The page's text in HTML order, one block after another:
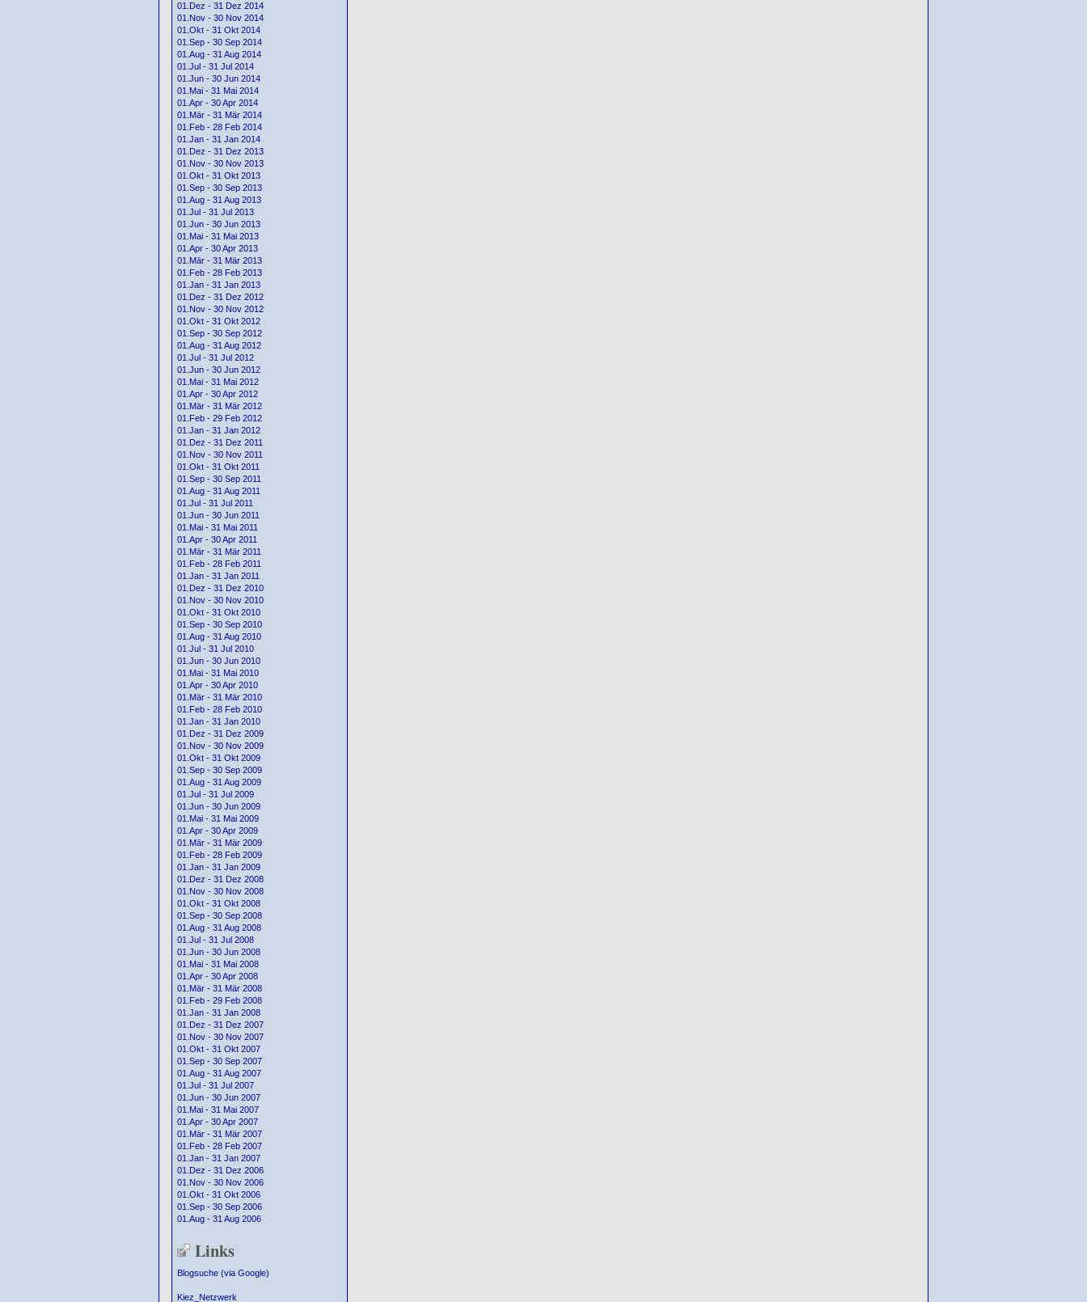
01.Dez - 31 Dez 2014
01.Nov - 30 Nov 2014
01.Okt - 31 Okt 2014
01.Sep - 30 Sep 2014
01.Aug - 31 Aug 2014
01.Jul - 31 Jul 2014
01.Jun - 30 Jun 2014
01.Mai - 31 Mai 2014
01.Apr - 30 Apr 2014
01.Mär - 31 Mär 2014
01.Feb - 28 Feb 2014
01.Jan - 31 Jan 2014
01.Dez - 31 Dez 2013
01.Nov - 30 Nov 2013
01.Okt - 31 Okt 2013
01.Sep - 30 Sep 2013
01.Aug - 31 Aug 2013
01.Jul - 31 Jul 2013
01.Jun - 30 Jun 2013
01.Mai - 31 Mai 2013
01.Apr - 30 Apr 2013
01.Mär - 31 Mär 2013
01.Feb - 28 Feb 2013
01.Jan - 31 Jan 2013
01.Dez - 31 Dez 2012
01.Nov - 30 Nov 2012
01.Okt - 31 Okt 2012
01.Sep - 30 Sep 2012
01.Aug - 31 Aug 2012
01.Jul - 31 Jul 2012
01.Jun - 30 Jun 2012
01.Mai - 31 Mai 2012
01.Apr - 30 Apr 2012
01.Mär - 31 Mär 2012
01.Feb - 29 Feb 2012
01.Jan - 31 Jan 2012
01.Dez - 31 Dez 2011
01.Nov - 30 Nov 2011
01.Okt - 31 Okt 2011
01.Sep - 30 Sep 2011
01.Aug - 31 Aug 2011
01.Jul - 31 Jul 2011
01.Jun - 30 Jun 2011
01.Mai - 31 Mai 2011
01.Apr - 30 Apr 2011
01.Mär - 31 Mär 2011
01.Feb - 28 Feb 2011
01.Jan - 31 Jan 2011
01.Dez - 31 Dez 2010
01.Nov - 30 Nov 2010
01.Okt - 31 Okt 2010
01.Sep - 30 Sep 2010
01.Aug - 31 Aug 2010
01.Jul - 31 Jul 2010
01.Jun - 30 Jun 2010
01.Mai - 31 Mai 2010
01.Apr - 30 Apr 2010
01.Mär - 31 Mär 2010
01.Feb - 28 Feb 2010
01.Jan - 31 Jan 2010
01.Dez - 31 Dez 2009
01.Nov - 30 Nov 2009
01.Okt - 31 Okt 2009
01.Sep - 30 Sep 2009
01.Aug - 31 Aug 2009
01.Jul - 31 Jul 2009
01.Jun - 30 Jun 2009
01.Mai - 31 Mai 2009
01.Apr - 30 Apr 2009
01.Mär - 31 Mär 2009
01.Feb - 28 Feb 2009
01.Jan - 31 Jan 2009
01.Dez - 31 Dez 2008
01.Nov - 30 Nov 2008
01.Okt - 31 Okt 2008
01.Sep - 30 Sep 2008
01.Aug - 31 Aug 2008
01.Jul - 31 Jul 2008
01.Jun - 30 Jun 2008
01.Mai - 31 Mai 2008
01.Apr - 30 Apr 2008
01.Mär - 31 Mär 2008
01.Feb - 29 Feb 2008
01.Jan - 31 Jan 2008
01.Dez - 31 Dez 2007
01.Nov - 30 Nov 2007
01.Okt - 31 Okt 2007
01.Sep - 30 Sep 2007
01.Aug - 31 Aug 2007
01.Jul - 31 Jul 2007
01.Jun - 30 Jun 2007
01.Mai - 31 Mai 2007
01.Apr - 30 Apr 2007
01.Mär - 31 Mär 2007
01.Feb - 28 Feb 2007
01.Jan - 31 Jan 2007
01.Dez - 31 Dez 2006
01.Nov - 30 Nov 2006
01.Okt - 31 Okt 2006
01.Sep - 30 Sep 2006
01.Aug - 31 Aug 2006
Links
Blogsuche (via Google)
Kiez_Netzwerk